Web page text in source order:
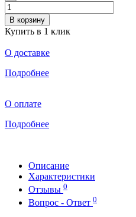
В корзину
Купить в 1 клик
О доставке
Подробнее
О оплате
Подробнее
Описание
Характеристики
Отзывы 0
Вопрос - Ответ 0